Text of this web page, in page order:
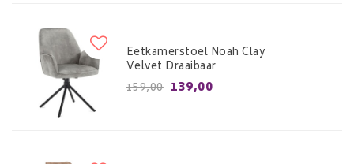
Eetkamerstoel Noah Clay
Velvet Draaibaar
159,00 139,00